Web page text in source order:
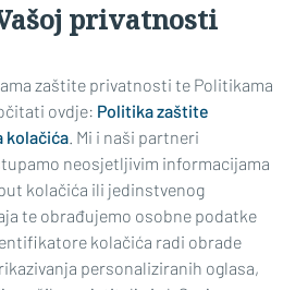
privatnosti
zaštite privatnosti te Politikama
ovdje: Politika zaštite
kolačića. Mi i naši partneri
neosjetljivim informacijama
kolačića ili jedinstvenog
te obrađujemo osobne podatke
kolačića radi obrade
personaliziranih oglasa,